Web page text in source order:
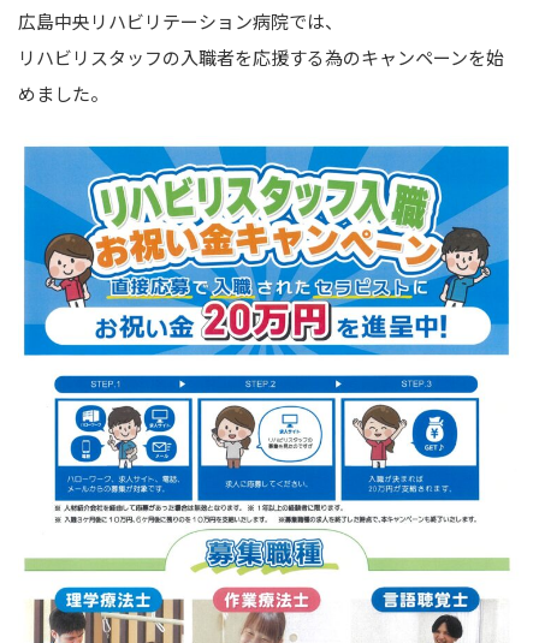
広島中央リハビリテーション病院では、
リハビリスタッフの入職者を応援する為のキャンペーンを始
めました。